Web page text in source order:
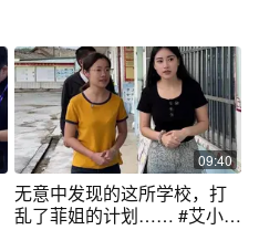
09:40
无意中发现的这所学校，打
乱了菲姐的计划…… #艾小菲